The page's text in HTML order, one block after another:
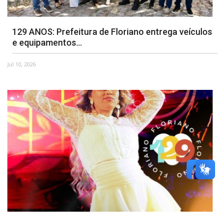
129 ANOS: Prefeitura de Floriano entrega veículos
e equipamentos...
Jul 10, 2026